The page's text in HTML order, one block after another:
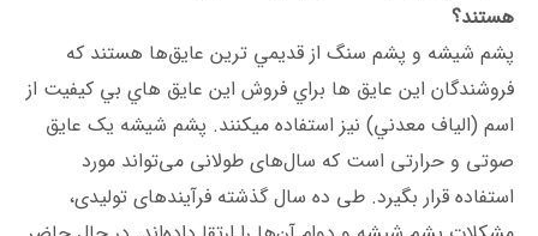
هستند؟
پشم شیشه و پشم سنگ از قديمي ترين عایق‌ها هستند كه
فروشندگان اين عايق ها براي فروش اين عايق هاي بي كيفيت از
اسم (الياف معدني) نیز استفاده ميكنند. پشم شیشه یک عایق
صوتی و حرارتی است که سال‌های طولانی می‌تواند مورد
استفاده قرار بگیرد. طی ده سال گذشته فرآیندهای تولیدی،